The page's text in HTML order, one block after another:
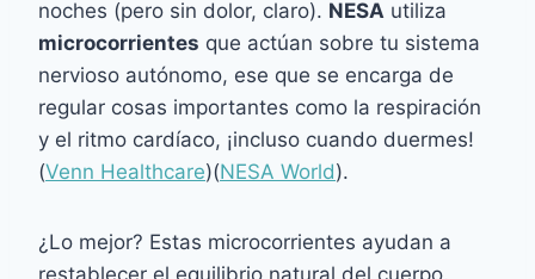
noches (pero sin dolor, claro). NESA utiliza
microcorrientes que actúan sobre tu sistema
nervioso autónomo, ese que se encarga de
regular cosas importantes como la respiración
y el ritmo cardíaco, ¡incluso cuando duermes!​
(Venn Healthcare)​(NESA World).
¿Lo mejor? Estas microcorrientes ayudan a